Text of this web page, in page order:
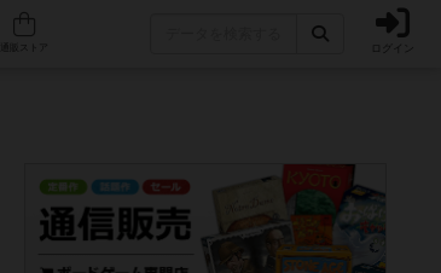
人気ボードゲーム ログイン